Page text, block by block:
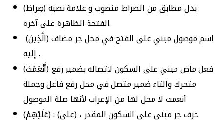
(صِراطَ) بدل مطابق من الصراط منصوب و علامة نصبه
الفتحة الظاهرة على آخره.
(الَّذِينَ) اسم موصول مبني على الفتح في محل جر مضاف
إليه .
(أَنْعَمْتَ) فعل ماض مبني على السكون لاتصاله بضمير رفع
متحرك والتاء ضمير متصل في محل رفع فاعل وجملة
أنعمت لا محل لها من الإعراب لأنها صلة الموصول
(عَلَيْهِمْ) : (على) حرف جر مبني على السكون المقدر ،